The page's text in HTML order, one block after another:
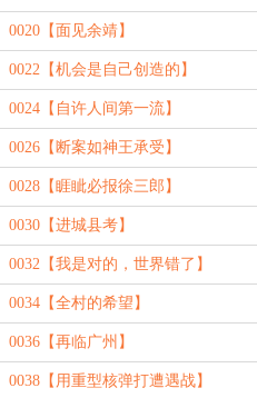
0020【面见余靖】
0022【机会是自己创造的】
0024【自许人间第一流】
0026【断案如神王承受】
0028【睚眦必报徐三郎】
0030【进城县考】
0032【我是对的，世界错了】
0034【全村的希望】
0036【再临广州】
0038【用重型核弹打遭遇战】